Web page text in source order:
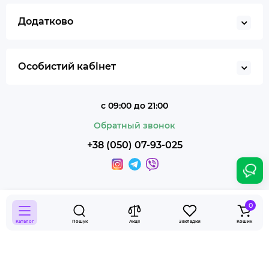
Каталог Пошук Акції Закладки
0
Кошик
Додатково
Особистий кабінет
с 09:00 до 21:00
Обратный звонок
+38 (050) 07-93-025